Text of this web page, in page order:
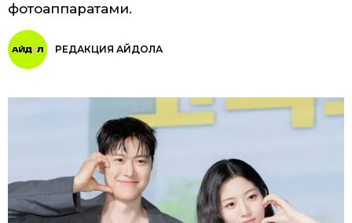
фотоаппаратами.
РЕДАКЦИЯ АЙДОЛА